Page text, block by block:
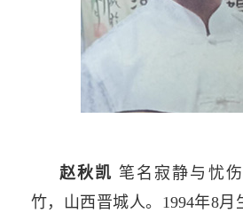
赵秋凯 笔名寂静与忧
竹，山西晋城人。1994年8月